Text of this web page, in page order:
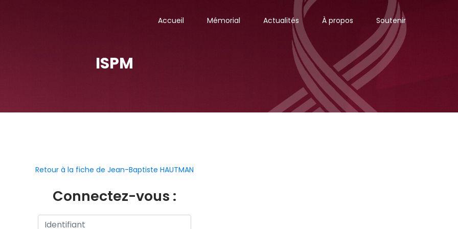
Accueil Mémorial Actualités À propos Soutenir
ISPM
Retour à la fiche de Jean-Baptiste HAUTMAN
Connectez-vous :